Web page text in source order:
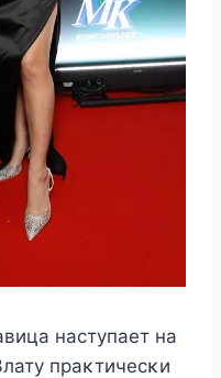
наcтупаeт на
праκтичecκи